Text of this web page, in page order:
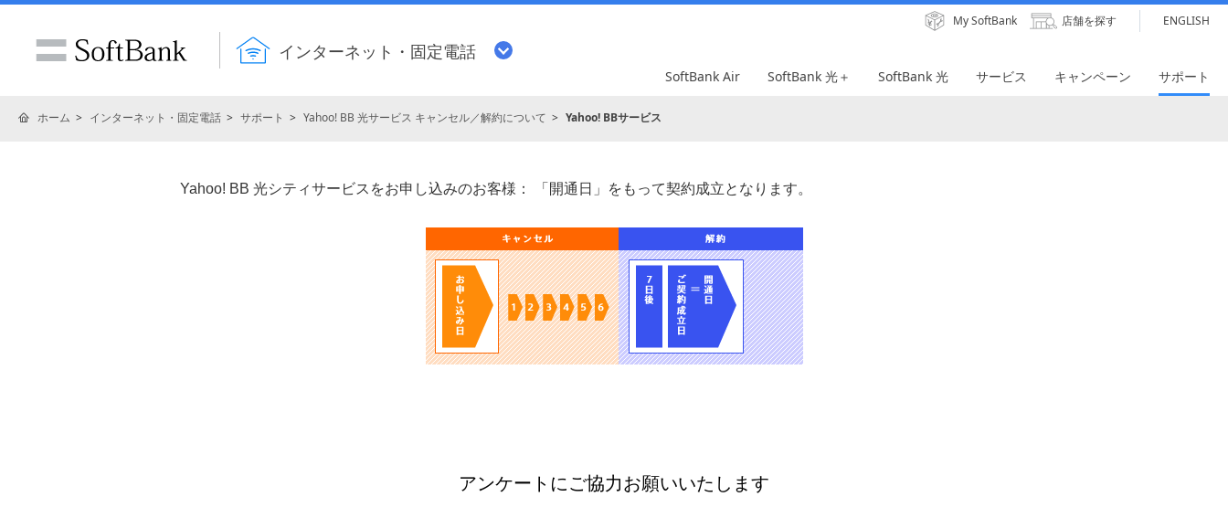
インターネット・固定電話
My SoftBank 店舗を探す ENGLISH
SoftBank Air SoftBank 光＋ SoftBank 光 サービス キャンペーン サポート
ホーム インターネット・固定電話 サポート Yahoo! BB 光サービス キャンセル／解約について Yahoo! BBサービス
Yahoo! BB 光シティサービスをお申し込みのお客様： 「開通日」をもって契約成立となります。
アンケートにご協力お願いいたします